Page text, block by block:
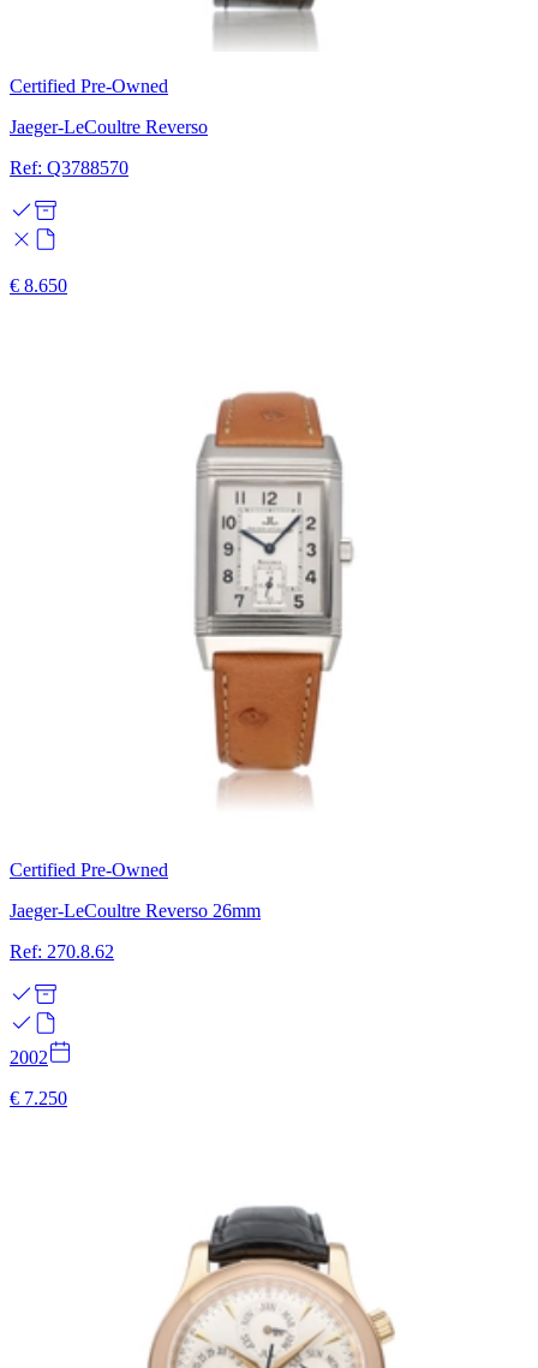
Certified Pre-Owned
Jaeger-LeCoultre Reverso
Ref: Q3788570
€ 8.650
Certified Pre-Owned
Jaeger-LeCoultre Reverso 26mm
Ref: 270.8.62
2002
€ 7.250